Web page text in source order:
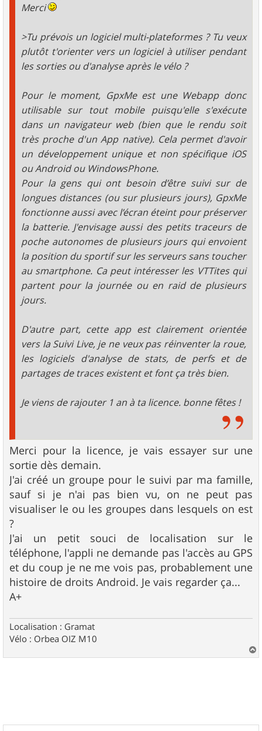
Merci
>Tu prévois un logiciel multi-plateformes ? Tu veux
plutôt t'orienter vers un logiciel à utiliser pendant
les sorties ou d'analyse après le vélo ?
Pour le moment, GpxMe est une Webapp donc
utilisable sur tout mobile puisqu'elle s'exécute
dans un navigateur web (bien que le rendu soit
très proche d'un App native). Cela permet d'avoir
un développement unique et non spécifique iOS
ou Android ou WindowsPhone.
Pour la gens qui ont besoin d’être suivi sur de
longues distances (ou sur plusieurs jours), GpxMe
fonctionne aussi avec l’écran éteint pour préserver
la batterie. J'envisage aussi des petits traceurs de
poche autonomes de plusieurs jours qui envoient
la position du sportif sur les serveurs sans toucher
au smartphone. Ca peut intéresser les VTTites qui
partent pour la journée ou en raid de plusieurs
jours.
D'autre part, cette app est clairement orientée
vers la Suivi Live, je ne veux pas réinventer la roue,
les logiciels d'analyse de stats, de perfs et de
partages de traces existent et font ça très bien.
Je viens de rajouter 1 an à ta licence. bonne fêtes !
Merci pour la licence, je vais essayer sur une
sortie dès demain.
J'ai créé un groupe pour le suivi par ma famille,
sauf si je n'ai pas bien vu, on ne peut pas
visualiser le ou les groupes dans lesquels on est
?
J'ai un petit souci de localisation sur le
téléphone, l'appli ne demande pas l'accès au GPS
et du coup je ne me vois pas, probablement une
histoire de droits Android. Je vais regarder ça...
A+
Localisation : Gramat
Vélo : Orbea OIZ M10
a